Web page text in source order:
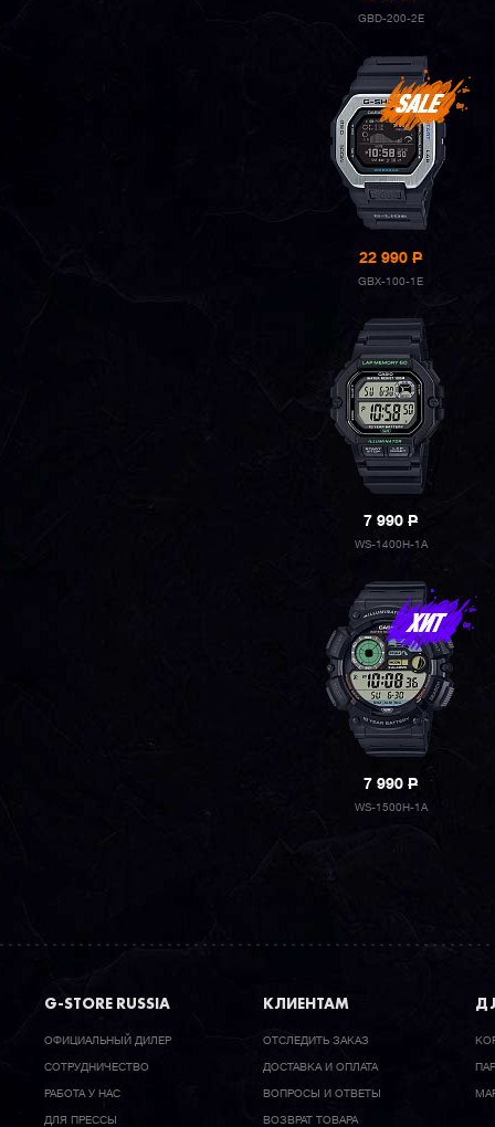
GBD-200-2E
22 990P
GBX-100-1E
7 990P
WS-1400H-1A
7 990P
WS-1500H-1A
G-STORE RUSSIA
ОФИЦИАЛЬНЫЙ ДИЛЕР
CОТРУДНИЧЕСТВО
РАБОТА У НАС
ДЛЯ ПРЕССЫ
КЛИЕНТАМ
ОТСЛЕДИТЬ ЗАКАЗ
ДОСТАВКА И ОПЛАТА
ВОПРОСЫ И ОТВЕТЫ
ВОЗВРАТ ТОВАРА